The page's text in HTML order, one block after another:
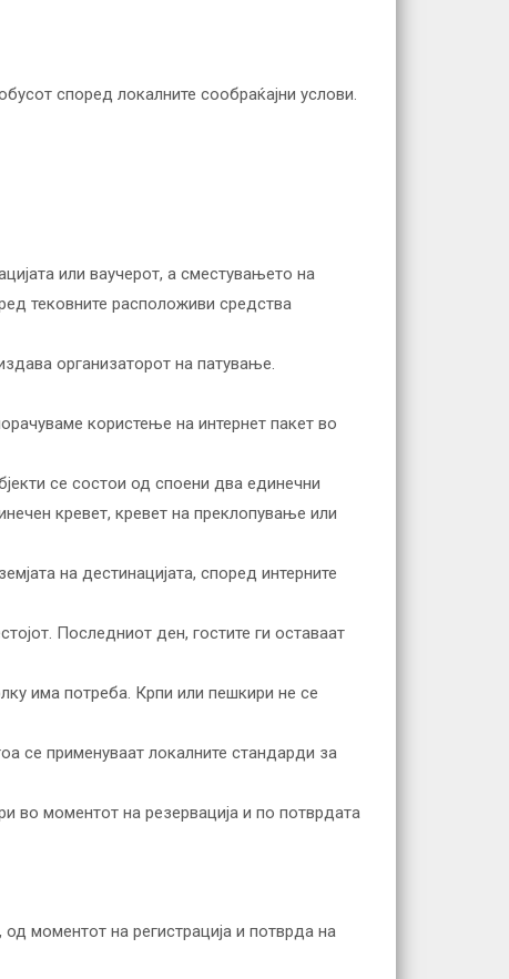
според локалните сообраќајни услови.
или ваучерот, а сместувањето на
тековните расположиви средства
организаторот на патување.
користење на интернет пакет во
се состои од споени два единечни
кревет, кревет на преклопување или
на дестинацијата, според интерните
Последниот ден, гостите ги оставаат
има потреба. Крпи или пешкири не се
се применуваат локалните стандарди за
во моментот на резервација и по потврдата
моментот на регистрација и потврда на